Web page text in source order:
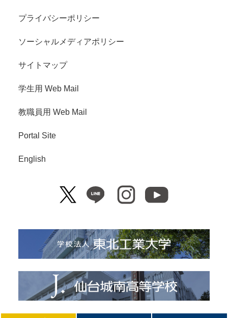
プライバシーポリシー
ソーシャルメディアポリシー
サイトマップ
学生用 Web Mail
教職員用 Web Mail
Portal Site
English